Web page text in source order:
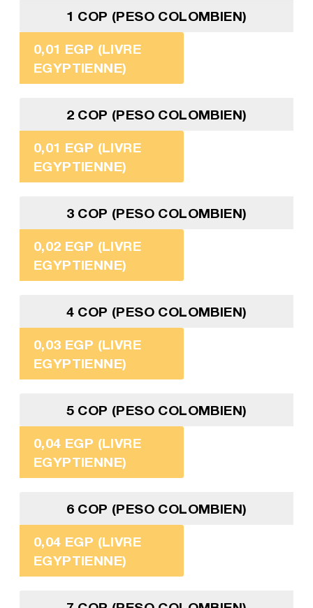
1 COP (PESO COLOMBIEN)
0,01 EGP (LIVRE
EGYPTIENNE)
2 COP (PESO COLOMBIEN)
0,01 EGP (LIVRE
EGYPTIENNE)
3 COP (PESO COLOMBIEN)
0,02 EGP (LIVRE
EGYPTIENNE)
4 COP (PESO COLOMBIEN)
0,03 EGP (LIVRE
EGYPTIENNE)
5 COP (PESO COLOMBIEN)
0,04 EGP (LIVRE
EGYPTIENNE)
6 COP (PESO COLOMBIEN)
0,04 EGP (LIVRE
EGYPTIENNE)